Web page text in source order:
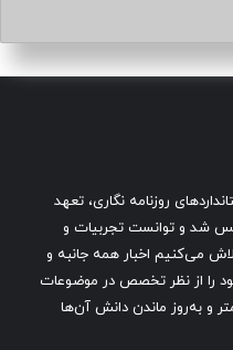
روزنامه نگاری، تعهد
محتوا و.. در سال ۱۴۰۴ تاسیس شد و توانست تجربیات و
می‌کنیم اخبار همه جانبه و
را از نظر تخصص در موضوعات
و به‌روز ماندن دانش آن‌ها